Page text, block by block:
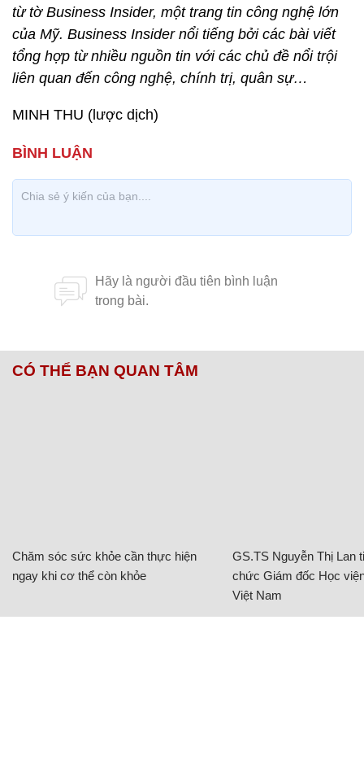
từ tờ Business Insider, một trang tin công nghệ lớn
của Mỹ. Business Insider nổi tiếng bởi các bài viết
tổng hợp từ nhiều nguồn tin với các chủ đề nổi trội
liên quan đến công nghệ, chính trị, quân sự…
MINH THU (lược dịch)
CÓ THỂ BẠN QUAN TÂM
Chăm sóc sức khỏe cần thực hiện
ngay khi cơ thể còn khỏe
GS.TS Nguyễn Thị Lan
chức Giám đốc Học
Việt Nam